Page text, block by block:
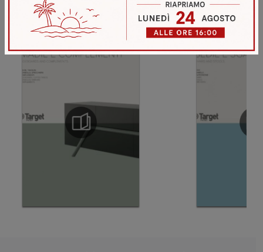
Sfoglia i cataloghi